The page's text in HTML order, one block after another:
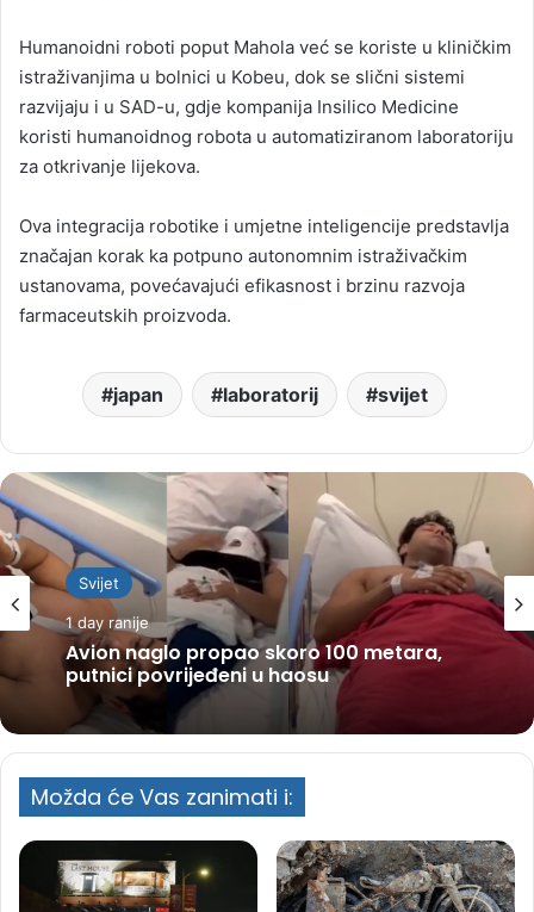
Humanoidni roboti poput Mahola već se koriste u kliničkim
istraživanjima u bolnici u Kobeu, dok se slični sistemi
razvijaju i u SAD-u, gdje kompanija Insilico Medicine
koristi humanoidnog robota u automatiziranom laboratoriju
za otkrivanje lijekova.
Ova integracija robotike i umjetne inteligencije predstavlja
značajan korak ka potpuno autonomnim istraživačkim
ustanovama, povećavajući efikasnost i brzinu razvoja
farmaceutskih proizvoda.
japan laboratorij svijet
Svijet
1 day ranije
Avion naglo propao skoro 100 metara,
putnici povrijeđeni u haosu
Možda će Vas zanimati i: